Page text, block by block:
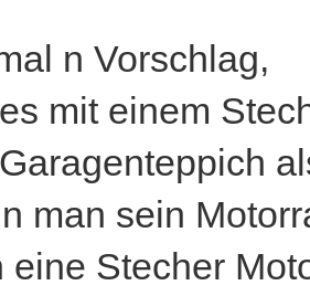
n Vorschlag,
mit einem
man sein
eine Stecher